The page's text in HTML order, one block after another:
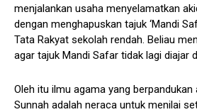
menjalankan usaha menyelamatkan
dengan menghapuskan tajuk ‘Mandi
Tata Rakyat sekolah rendah. Beliau
agar tajuk Mandi Safar tidak lagi diajar
Oleh itu ilmu agama yang berpandukan
Sunnah adalah neraca untuk menilai